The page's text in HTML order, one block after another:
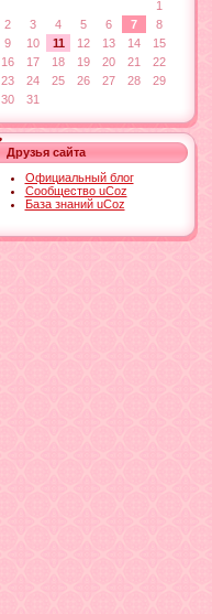
1
2
3 4 5 6 7
8
9
10 11 12 13 14
15
16
17 18 19 20 21
22
23
24 25 26 27 28
29
30
31
Друзья сайта
Официальный блог
Сообщество uCoz
База знаний uCoz